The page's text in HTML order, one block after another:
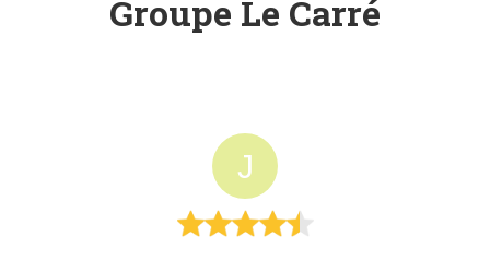
Groupe Le Carré